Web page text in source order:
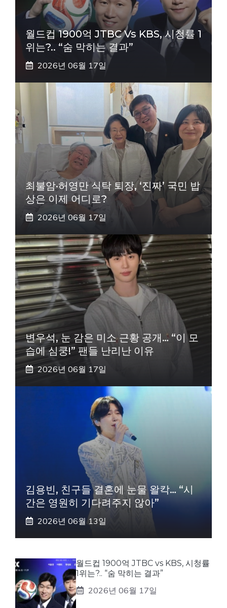
월드컵 1900억 JTBC Vs KBS, 시청률 1
위는?.. “숨 막히는 결과”
2026년 06월 17일
최불암·허영만 식탁 퇴장, ‘진짜’ 국민 밥
상은 이제 어디로?
2026년 06월 17일
변우석, 눈 감은 미소 근황 공개… “이 모
습에 심쿵!” 팬들 난리난 이유
2026년 06월 17일
김용빈, 친구들 결혼에 눈물 왈칵… “시
간은 영원히 기다려주지 않아”
2026년 06월 13일
월드컵 1900억 JTBC vs KBS, 시청률
1위는?.. “숨 막히는 결과”
2026년 06월 17일